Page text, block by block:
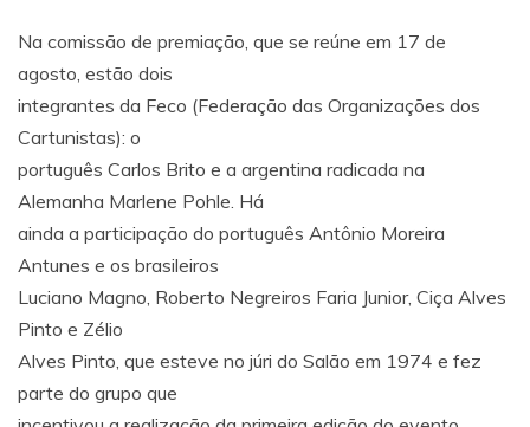
Na comissão de premiação, que se reúne em 17 de
agosto, estão dois
integrantes da Feco (Federação das Organizações dos
Cartunistas): o
português Carlos Brito e a argentina radicada na
Alemanha Marlene Pohle. Há
ainda a participação do português Antônio Moreira
Antunes e os brasileiros
Luciano Magno, Roberto Negreiros Faria Junior, Ciça Alves
Pinto e Zélio
Alves Pinto, que esteve no júri do Salão em 1974 e fez
parte do grupo que